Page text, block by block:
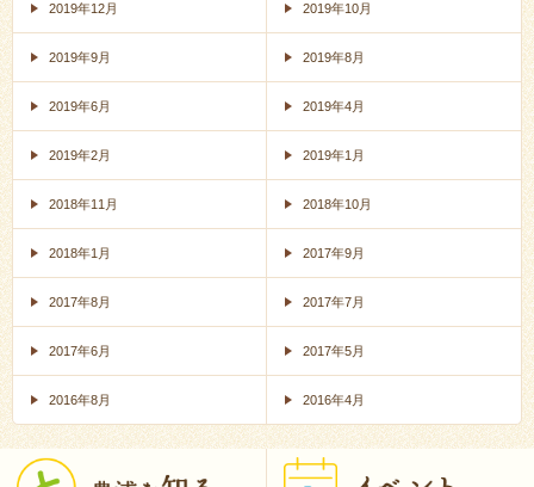
2019年12月 2019年10月
2019年9月 2019年8月
2019年6月 2019年4月
2019年2月 2019年1月
2018年11月 2018年10月
2018年1月 2017年9月
2017年8月 2017年7月
2017年6月 2017年5月
2016年8月 2016年4月